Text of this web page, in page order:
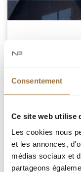
Consentement
Ce site web utilise
Les cookies nous
et les annonces,
médias sociaux et
partageons